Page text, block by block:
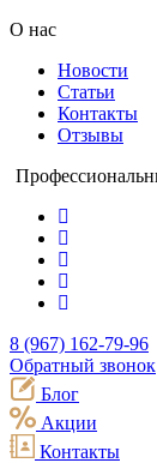
О нас
Новости
Статьи
Контакты
Отзывы
8 (967) 162-79-96
Обратный звонок
Блог
Акции
Контакты